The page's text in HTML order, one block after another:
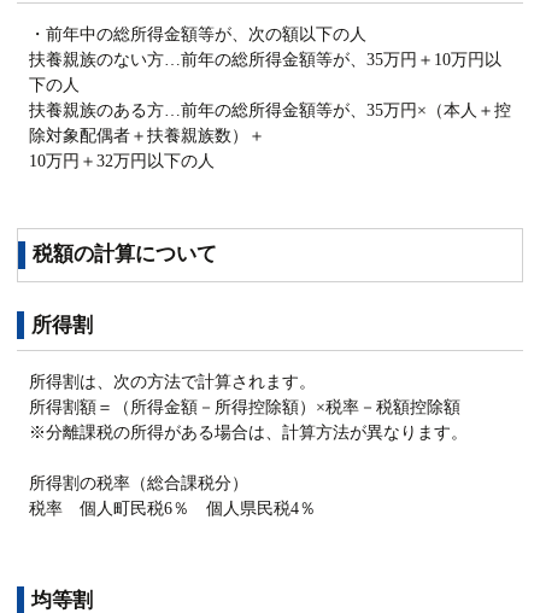
・前年中の総所得金額等が、次の額以下の人
扶養親族のない方…前年の総所得金額等が、35万円＋10万円以
下の人
扶養親族のある方…前年の総所得金額等が、35万円×（本人＋控
除対象配偶者＋扶養親族数）＋
10万円＋32万円以下の人
税額の計算について
所得割
所得割は、次の方法で計算されます。
所得割額＝（所得金額－所得控除額）×税率－税額控除額
※分離課税の所得がある場合は、計算方法が異なります。
所得割の税率（総合課税分）
税率 個人町民税6％ 個人県民税4％
均等割